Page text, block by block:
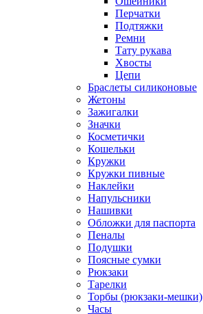
Перчатки
Подтяжки
Ремни
Тату рукава
Хвосты
Цепи
Браслеты силиконовые
Жетоны
Зажигалки
Значки
Косметички
Кошельки
Кружки
Кружки пивные
Наклейки
Напульсники
Нашивки
Обложки для паспорта
Пеналы
Подушки
Поясные сумки
Рюкзаки
Тарелки
Торбы (рюкзаки-мешки)
Часы